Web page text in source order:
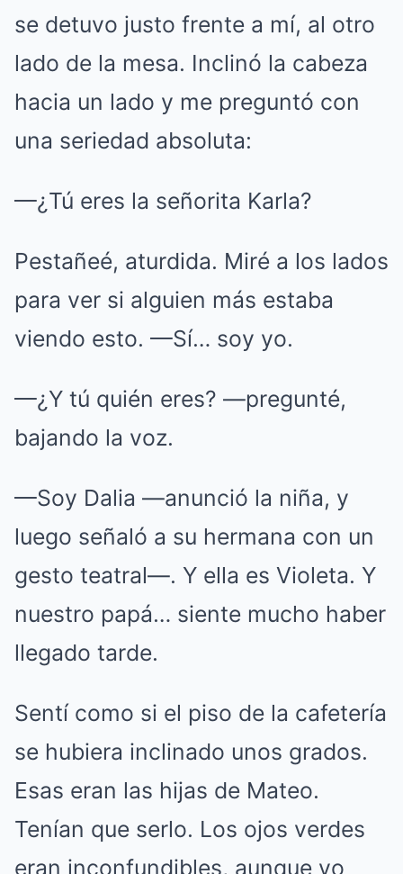
se detuvo justo frente a mí, al otro
lado de la mesa. Inclinó la cabeza
hacia un lado y me preguntó con
una seriedad absoluta:
—¿Tú eres la señorita Karla?
Pestañeé, aturdida. Miré a los lados
para ver si alguien más estaba
viendo esto. —Sí… soy yo.
—¿Y tú quién eres? —pregunté,
bajando la voz.
—Soy Dalia —anunció la niña, y
luego señaló a su hermana con un
gesto teatral—. Y ella es Violeta. Y
nuestro papá… siente mucho haber
llegado tarde.
Sentí como si el piso de la cafetería
se hubiera inclinado unos grados.
Esas eran las hijas de Mateo.
Tenían que serlo. Los ojos verdes
eran inconfundibles, aunque yo